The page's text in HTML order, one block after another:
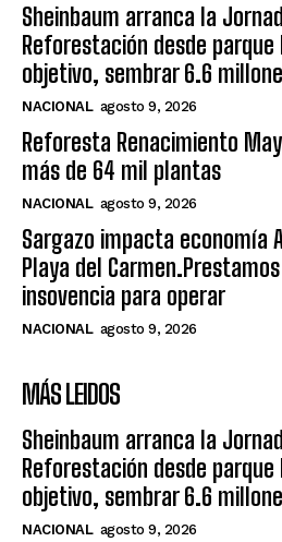
Sheinbaum arranca la
Reforestación desde
objetivo, sembrar 6.6
NACIONAL agosto 9, 2026
Reforesta Renacimiento
más de 64 mil plantas
NACIONAL agosto 9, 2026
Sargazo impacta economía
Playa del
insovencia para operar
NACIONAL agosto 9, 2026
MÁS LEIDOS
Sheinbaum arranca la
Reforestación desde
objetivo, sembrar 6.6
NACIONAL agosto 9, 2026